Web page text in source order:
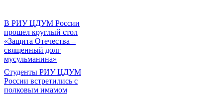
В РИУ ЦДУМ России
прошел круглый стол
«Защита Отечества –
священный долг
мусульманина»
Студенты РИУ ЦДУМ
России встретились с
полковым имамом